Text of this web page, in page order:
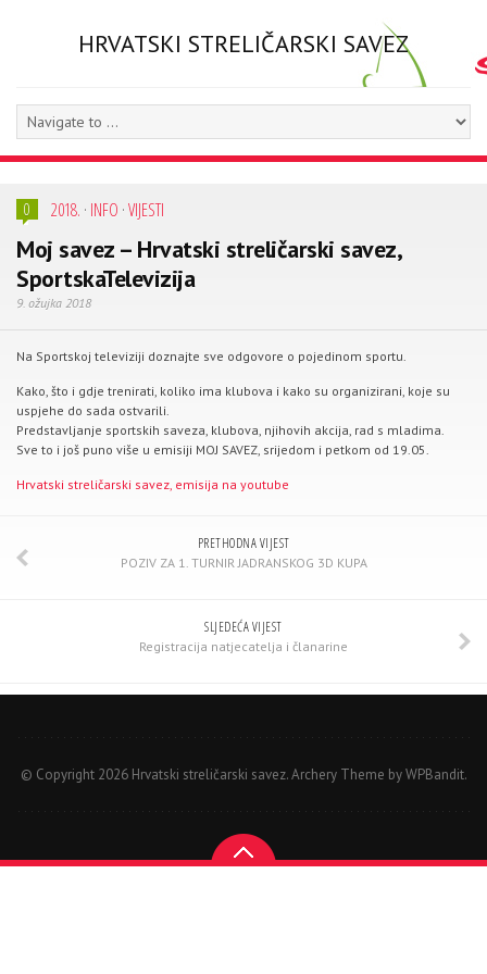
HRVATSKI STRELIČARSKI SAVEZ
0 2018. · INFO ·VIJESTI
Moj savez – Hrvatski streličarski savez,
SportskaTelevizija
9. ožujka 2018
Na Sportskoj televiziji doznajte sve odgovore o pojedinom sportu.
Kako, što i gdje trenirati, koliko ima klubova i kako su organizirani, koje su
uspjehe do sada ostvarili.
Predstavljanje sportskih saveza, klubova, njihovih akcija, rad s mladima.
Sve to i još puno više u emisiji MOJ SAVEZ, srijedom i petkom od 19.05.
Hrvatski streličarski savez, emisija na youtube
PRETHODNA VIJEST
POZIV ZA 1. TURNIR JADRANSKOG 3D KUPA
SLJEDEĆA VIJEST
Registracija natjecatelja i članarine
© Copyright 2026 Hrvatski streličarski savez.Archery Theme byWPBandit.